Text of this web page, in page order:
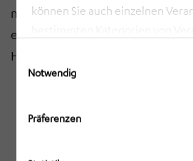
können Sie auch einzelnen
Sie ein, dass HÖRMANN alle der
Informationen speichern sowie
zusammenhängende
darf, die nicht ohnehin
Einwilligungsauswahl
Notwendig
Präferenzen
maximalen Achslasten je
erfüllen“ ist sich Frank Salzwedel,
Hörmann Vehicle Engineering